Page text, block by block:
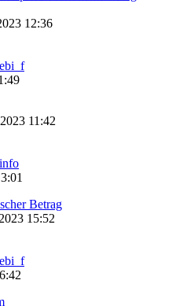
12:36
ebi_f
11:42
info
Betrag
15:52
ebi_f